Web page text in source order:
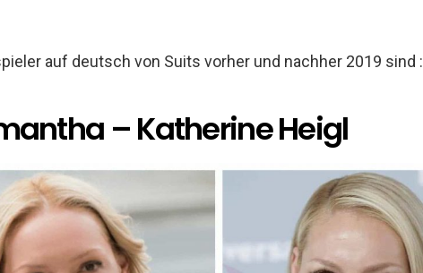
auf deutsch von Suits vorher und nachher 2019 sind :
– Katherine Heigl